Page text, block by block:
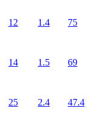
12 1.4 75
14 1.5 69
25 2.4 47.4